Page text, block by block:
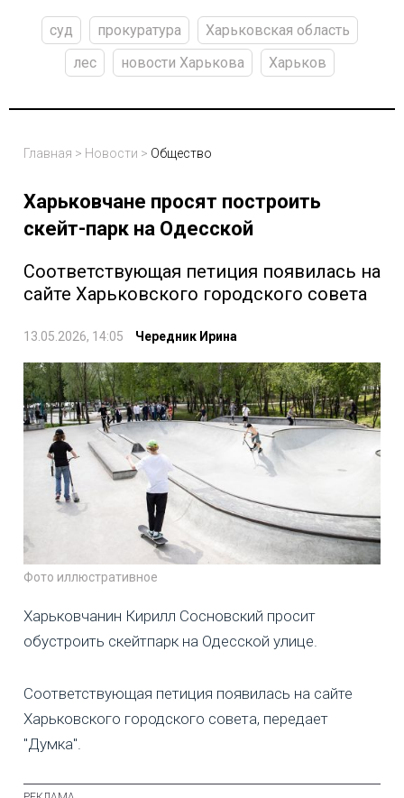
суд прокуратура
Харьковская область
лес
новости Харькова Харьков
Главная > Новости > Общество
Харьковчане просят построить
скейт-парк на Одесской
Соответствующая петиция появилась на
сайте Харьковского городского совета
13.05.2026, 14:05 Чередник Ирина
Фото иллюстративное
Харьковчанин Кирилл Сосновский просит
обустроить скейтпарк на Одесской улице.
Соответствующая петиция появилась на сайте
Харьковского городского совета, передает
"Думка".